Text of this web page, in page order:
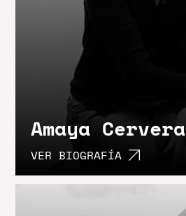
Amaya Cervera
VER BIOGRAFÍA